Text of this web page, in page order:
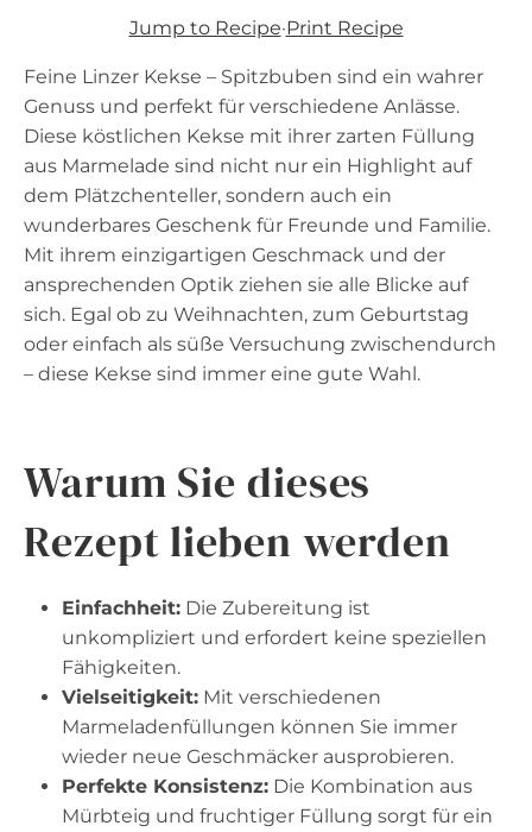
Jump to Recipe·Print Recipe
Feine Linzer Kekse – Spitzbuben sind ein wahrer
Genuss und perfekt für verschiedene Anlässe.
Diese köstlichen Kekse mit ihrer zarten Füllung
aus Marmelade sind nicht nur ein Highlight auf
dem Plätzchenteller, sondern auch ein
wunderbares Geschenk für Freunde und Familie.
Mit ihrem einzigartigen Geschmack und der
ansprechenden Optik ziehen sie alle Blicke auf
sich. Egal ob zu Weihnachten, zum Geburtstag
oder einfach als süße Versuchung zwischendurch
– diese Kekse sind immer eine gute Wahl.
Warum Sie dieses
Rezept lieben werden
Einfachheit: Die Zubereitung ist
unkompliziert und erfordert keine speziellen
Fähigkeiten.
Vielseitigkeit: Mit verschiedenen
Marmeladenfüllungen können Sie immer
wieder neue Geschmäcker ausprobieren.
Perfekte Konsistenz: Die Kombination aus
Mürbteig und fruchtiger Füllung sorgt für ein